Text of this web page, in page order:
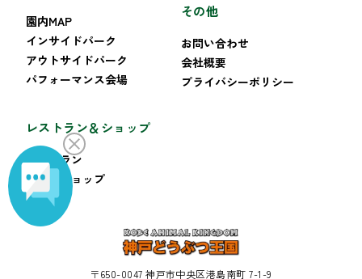
園内MAP
インサイドパーク
アウトサイドパーク
パフォーマンス会場
レストラン＆ショップ
レストラン
ギフトショップ
その他
お問い合わせ
会社概要
プライバシーポリシー
〒650-0047 神戸市中央区港島南町 7-1-9